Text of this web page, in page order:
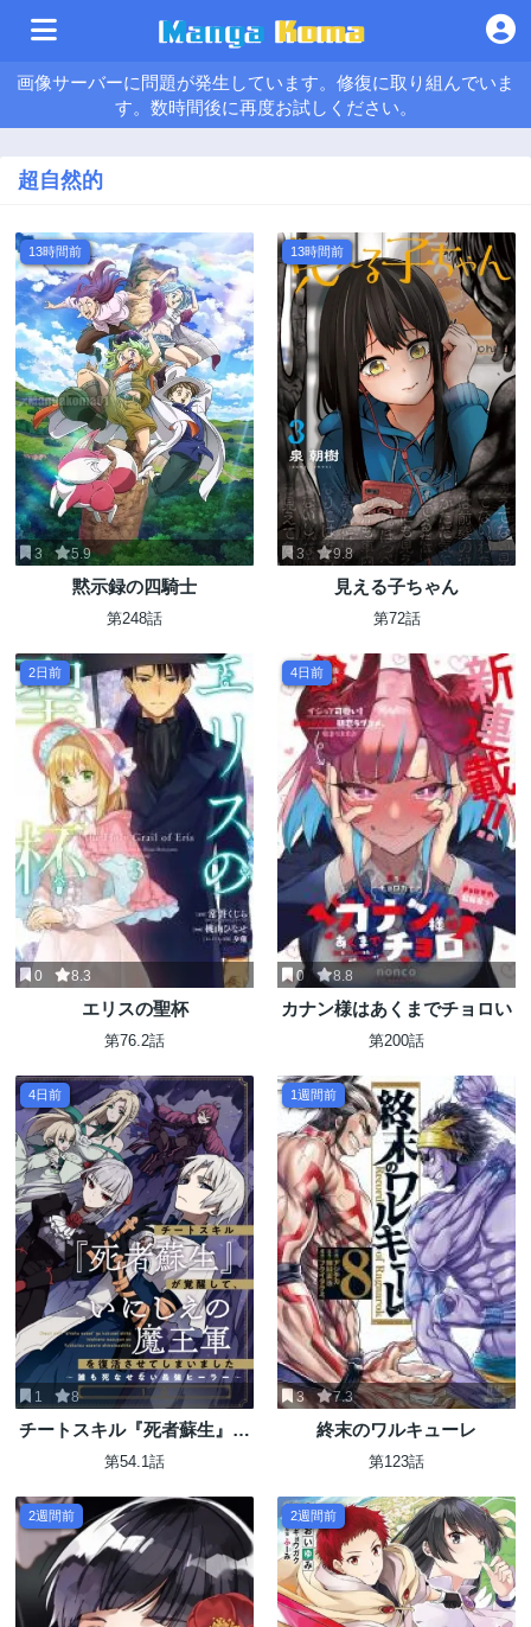
画像サーバーに問題が発生しています。修復に取り組んでいま
す。数時間後に再度お試しください。
超自然的
13時間前
3 5.9
黙示録の四騎士
第248話
13時間前
3 9.8
見える子ちゃん
第72話
2日前
0 8.3
エリスの聖杯
第76.2話
4日前
0 8.8
カナン様はあくまでチョロい
第200話
4日前
1 8
チートスキル『死者蘇生』が
覚醒して、いにしえの魔王軍
誰も死なせない最強ヒーラー
～
第54.1話
1週間前
3 7.3
終末のワルキューレ
第123話
2週間前 2週間前